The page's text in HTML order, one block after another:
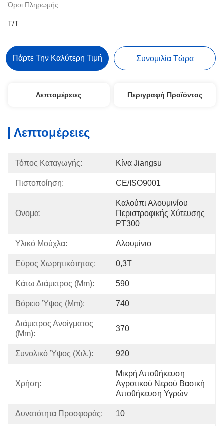
Όροι Πληρωμής:
T/T
Πάρτε Την Καλύτερη Τιμή Συνομιλία Τώρα
Λεπτομέρειες Περιγραφή Προϊόντος
Λεπτομέρειες
Τόπος Καταγωγής: Κίνα Jiangsu
Πιστοποίηση: CE/ISO9001
Ονομα:
Καλούπι Αλουμινίου
Περιστροφικής Χύτευσης
PT300
Υλικό Μούχλα: Αλουμίνιο
Εύρος Χωρητικότητας: 0,3T
Κάτω Διάμετρος (mm): 590
Βόρειο Ύψος (mm): 740
Διάμετρος Ανοίγματος
(mm):
370
Συνολικό Ύψος (χιλ.): 920
Χρήση:
Μικρή Αποθήκευση
Αγροτικού Νερού Βασική
Αποθήκευση Υγρών
Δυνατότητα Προσφοράς: 10